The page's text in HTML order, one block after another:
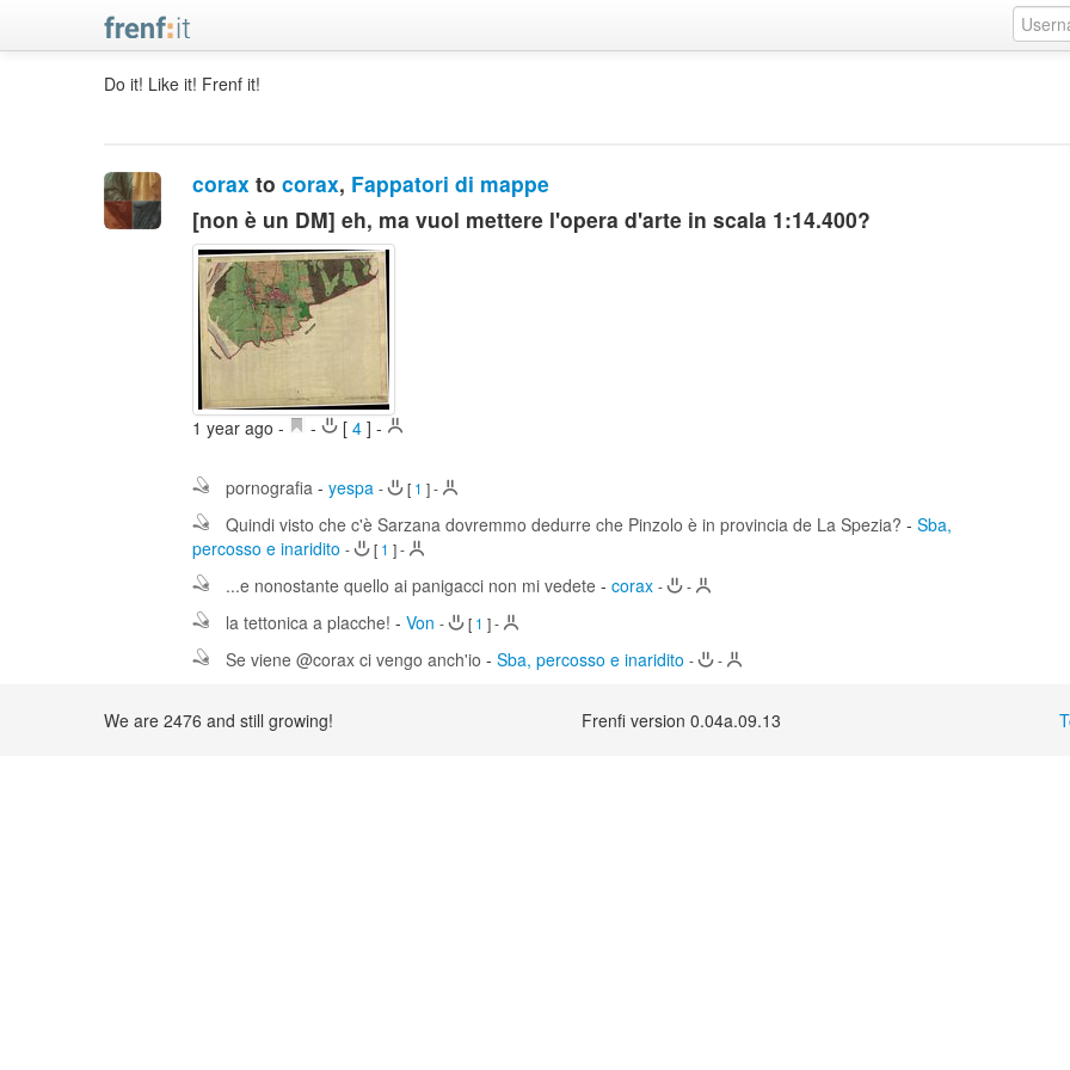
Do it! Like it! Frenf it!
corax tocorax, Fappatori di mappe
[non è un DM] eh, ma vuol mettere l'opera d'arte in scala 1:14.400?
1 year ago- - [4 ] -
pornografia -yespa - [ 1 ]-
Quindi visto che c'è Sarzana dovremmo dedurre che Pinzolo è in provincia de La Spezia? -Sba,
percosso e inaridito - [ 1 ]-
...e nonostante quello ai panigacci non mi vedete -corax - -
la tettonica a placche! -Von - [ 1 ]-
Se viene @corax ci vengo anch'io -Sba, percosso e inaridito - -
We are 2476 and still growing! Frenfi version 0.04a.09.13